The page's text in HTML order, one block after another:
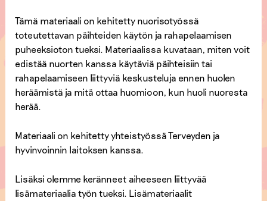
Tämä materiaali on kehitetty nuorisotyössä
toteutettavan päihteiden käytön ja rahapelaamisen
puheeksioton tueksi. Materiaalissa kuvataan, miten voit
edistää nuorten kanssa käytäviä päihteisiin tai
rahapelaamiseen liittyviä keskusteluja ennen huolen
heräämistä ja mitä ottaa huomioon, kun huoli nuoresta
herää.
Materiaali on kehitetty yhteistyössä Terveyden ja
hyvinvoinnin laitoksen kanssa.
Lisäksi olemme keränneet aiheeseen liittyvää
lisämateriaalia työn tueksi. Lisämateriaalit